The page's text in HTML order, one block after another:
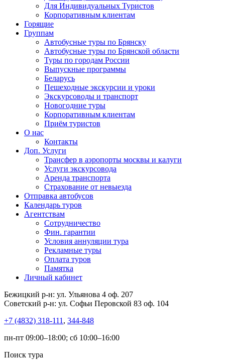
Для Индивидуальных Туристов
Корпоративным клиентам
Горящие
Группам
Автобусные туры по Брянску
Автобусные туры по Брянской области
Туры по городам России
Выпускные программы
Беларусь
Пешеходные экскурсии и уроки
Экскурсоводы и транспорт
Новогодние туры
Корпоративным клиентам
Приём туристов
О нас
Контакты
Доп. Услуги
Трансфер в аэропорты москвы и калуги
Услуги экскурсовода
Аренда транспорта
Страхование от невыезда
Отправка автобусов
Календарь туров
Агентствам
Сотрудничество
Фин. гарантии
Условия аннуляции тура
Рекламные туры
Оплата туров
Памятка
Личный кабинет
Бежицкий р-н: ул. Ульянова 4 оф. 207
Советский р-н: ул. Софьи Перовской 83 оф. 104
+7 (4832) 318-111 , 344-848
пн-пт 09:00–18:00; сб 10:00–16:00
Поиск тура